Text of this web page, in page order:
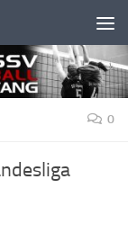
0